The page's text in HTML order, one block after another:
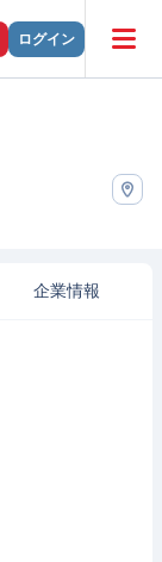
ログイン
企業情報